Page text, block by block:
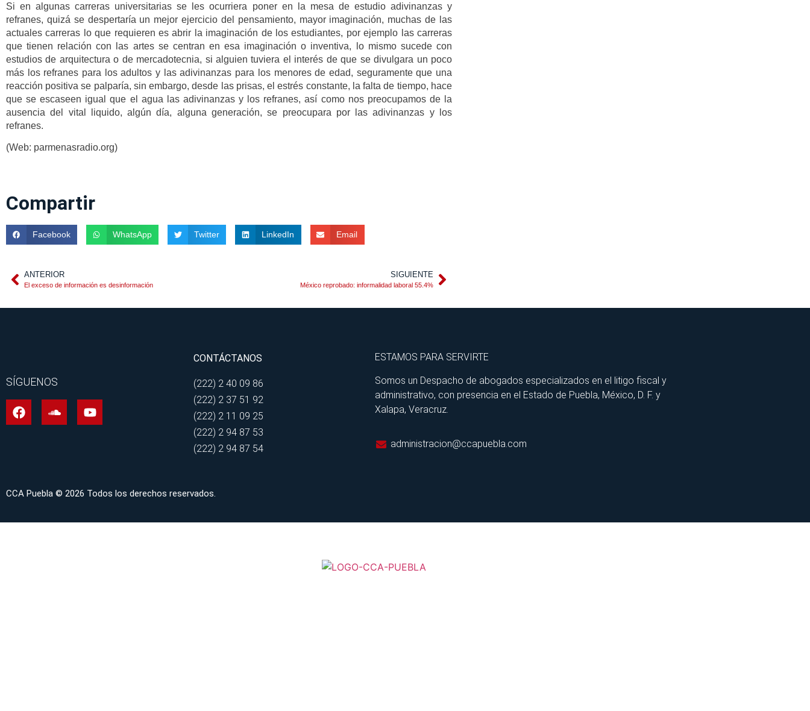
Si en algunas carreras universitarias se les ocurriera poner en la mesa de estudio adivinanzas y
refranes, quizá se despertaría un mejor ejercicio del pensamiento, mayor imaginación, muchas de las
actuales carreras lo que requieren es abrir la imaginación de los estudiantes, por ejemplo las carreras
que tienen relación con las artes se centran en esa imaginación o inventiva, lo mismo sucede con
estudios de arquitectura o de mercadotecnia, si alguien tuviera el interés de que se divulgara un poco
más los refranes para los adultos y las adivinanzas para los menores de edad, seguramente que una
reacción positiva se palparía, sin embargo, desde las prisas, el estrés constante, la falta de tiempo, hace
que se escaseen igual que el agua las adivinanzas y los refranes, así como nos preocupamos de la
ausencia del vital liquido, algún día, alguna generación, se preocupara por las adivinanzas y los
refranes.
(Web: parmenasradio.org)
Compartir
Facebook WhatsApp Twitter LinkedIn Email
ANTERIOR
El exceso de información es desinformación
SIGUIENTE
México reprobado: informalidad laboral 55.4%
SÍGUENOS
CONTÁCTANOS
(222) 2 40 09 86
(222) 2 37 51 92
(222) 2 11 09 25
(222) 2 94 87 53
(222) 2 94 87 54
ESTAMOS PARA SERVIRTE
Somos un Despacho de abogados especializados en el litigo fiscal y
administrativo, con presencia en el Estado de Puebla, México, D. F. y
Xalapa, Veracruz.
administracion@ccapuebla.com
CCA Puebla © 2026 Todos los derechos reservados.